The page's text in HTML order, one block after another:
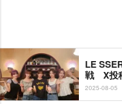
LE
戦 X投
2025-08-05